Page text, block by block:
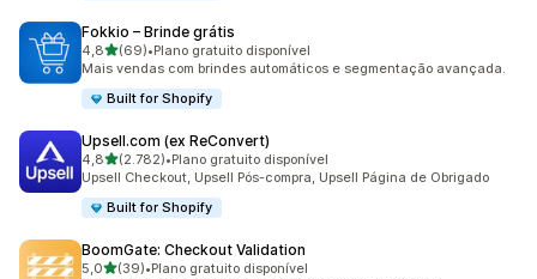
Fokkio – Brinde grátis
4,8de 5 estrelas
(69)
69 avaliações ao todo
•Plano gratuito disponível
Mais vendas com brindes automáticos e segmentação avançada.
Built for Shopify
Upsell.com (ex ReConvert)
4,8de 5 estrelas
(2.782)
2782 avaliações ao todo
•Plano gratuito disponível
Upsell Checkout, Upsell Pós-compra, Upsell Página de Obrigado
Built for Shopify
BoomGate: Checkout Validation
5,0de 5 estrelas
(39)
39 avaliações ao todo
•Plano gratuito disponível